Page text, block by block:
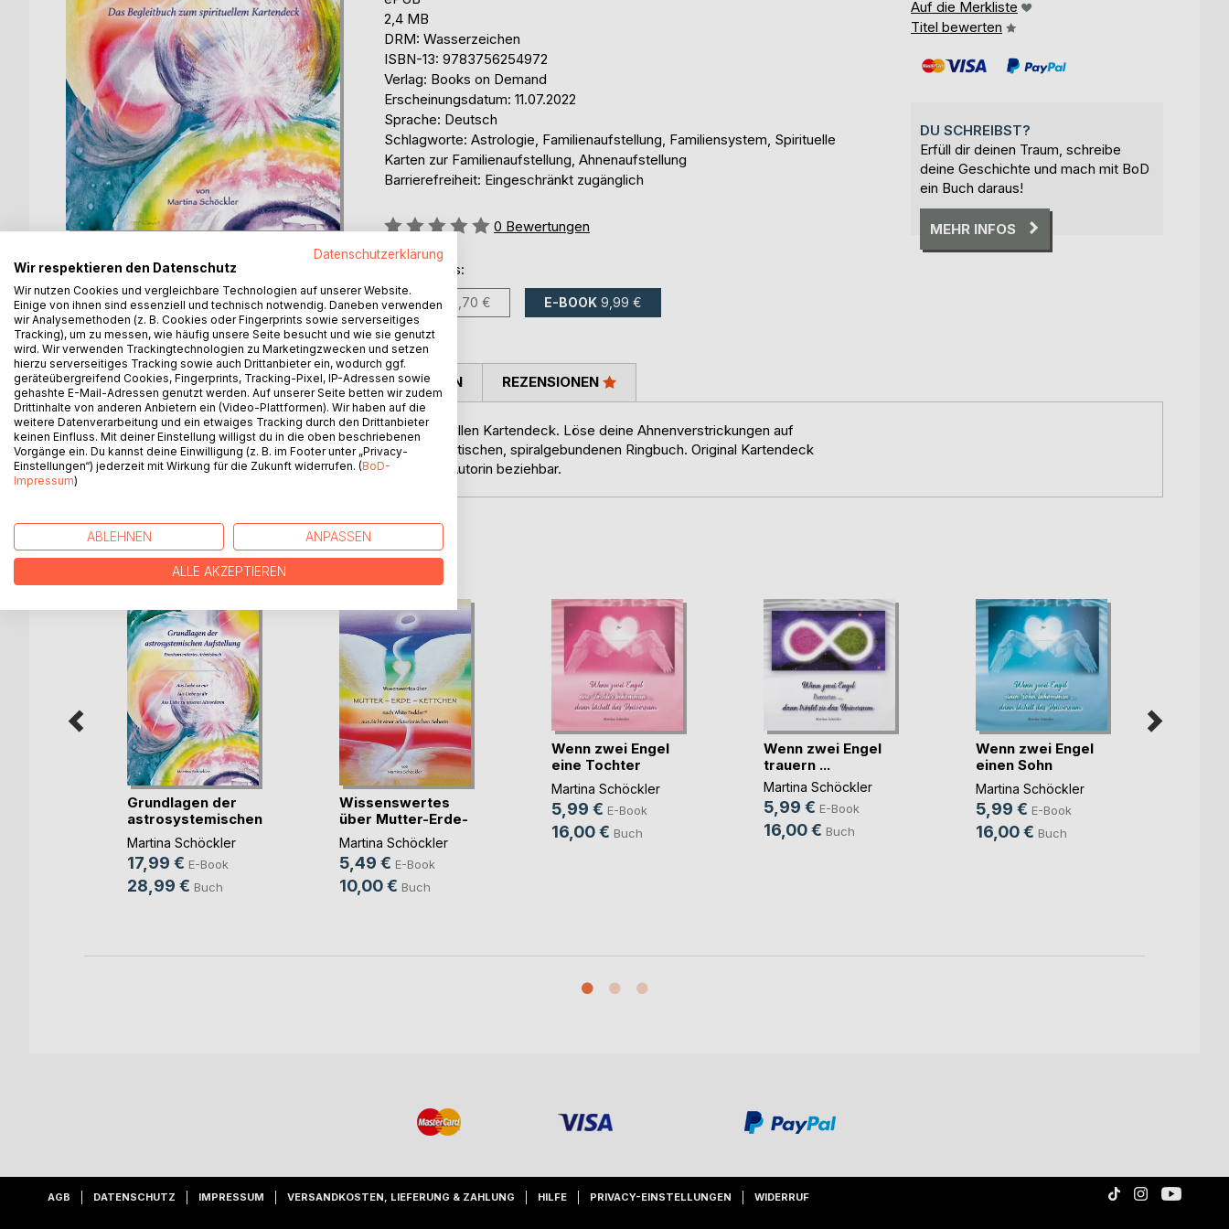
2,4 MB
DRM: Wasserzeichen
ISBN-13: 9783756254972
Verlag: Books on Demand
Erscheinungsdatum: 11.07.2022
Sprache: Deutsch
Schlagworte: Astrologie, Familienaufstellung, Familiensystem, Spirituelle
Karten zur Familienaufstellung, Ahnenaufstellung
Barrierefreiheit: Eingeschränkt zugänglich
Bewertung::
0%
0 Bewertungen
erhältlich als:
BUCH 19,70 € E-BOOK 9,99 €
Auf die Merkliste
Titel bewerten
DU SCHREIBST?
Erfüll dir deinen Traum, schreibe
deine Geschichte und mach mit BoD
ein Buch daraus!
MEHR INFOS
BESCHREIBUNG
Astrosystemisches Aufstellungs-Begleitbuch zum spirituellen Kartendeck. Löse deine Ahnenverstrickungen auf
spielerische Art mit Hilfe der Erläuterungen in diesem praktischen, spiralgebundenen Ringbuch. Original Kartendeck
aus energetischen Gründen nur über Email direkt bei der Autorin beziehbar.
AUTOR/IN PRESSESTIMMEN REZENSIONEN
WEITERE TITEL BEIBoD
Grundlagen der
astrosystemischen
A(...)
Martina Schöckler
17,99 € E-Book
28,99 € Buch
Wissenswertes
über Mutter-Erde-
Ket(...)
Martina Schöckler
5,49 € E-Book
10,00 € Buch
Wenn zwei Engel
eine Tochter
bekom(...)
Martina Schöckler
5,99 € E-Book
16,00 € Buch
Wenn zwei Engel
trauern ...
Martina Schöckler
5,99 € E-Book
16,00 € Buch
Wenn zwei Engel
einen Sohn
bekommen ...
Martina Schöckler
5,99 € E-Book
16,00 € Buch
AGB DATENSCHUTZ IMPRESSUM VERSANDKOSTEN, LIEFERUNG & ZAHLUNG HILFE PRIVACY-EINSTELLUNGEN WIDERRUF
Datenschutzerklärung
Wir respektieren den Datenschutz
Wir nutzen Cookies und vergleichbare Technologien auf unserer Website.
Einige von ihnen sind essenziell und technisch notwendig. Daneben verwenden
wir Analysemethoden (z. B. Cookies oder Fingerprints sowie serverseitiges
Tracking), um zu messen, wie häufig unsere Seite besucht und wie sie genutzt
wird. Wir verwenden Trackingtechnologien zu Marketingzwecken und setzen
hierzu serverseitiges Tracking sowie auch Drittanbieter ein, wodurch ggf.
geräteübergreifend Cookies, Fingerprints, Tracking-Pixel, IP-Adressen sowie
gehashte E-Mail-Adressen genutzt werden. Auf unserer Seite betten wir zudem
Drittinhalte von anderen Anbietern ein (Video-Plattformen). Wir haben auf die
weitere Datenverarbeitung und ein etwaiges Tracking durch den Drittanbieter
keinen Einfluss. Mit deiner Einstellung willigst du in die oben beschriebenen
Vorgänge ein. Du kannst deine Einwilligung (z. B. im Footer unter „Privacy-
Einstellungen“) jederzeit mit Wirkung für die Zukunft widerrufen. (BoD-
Impressum)
ABLEHNEN ANPASSEN
ALLE AKZEPTIEREN